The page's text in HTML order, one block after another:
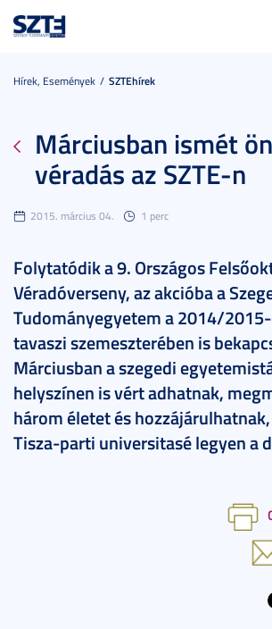
Hírek, Események SZTEhírek
Márciusban ismét
véradás az SZTE-n
2015. március 04. 1 perc
Folytatódik a 9. Országos
Véradóverseny, az akcióba a
Tudományegyetem a 2014/
tavaszi szemeszterében is
Márciusban a szegedi
helyszínen is vért adhatnak,
három életet és
Tisza-parti universitasé legyen a